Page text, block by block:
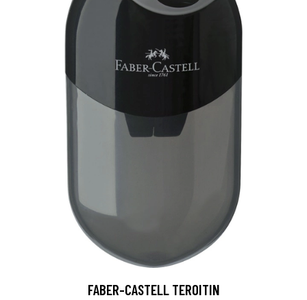
FABER-CASTELL TEROITIN